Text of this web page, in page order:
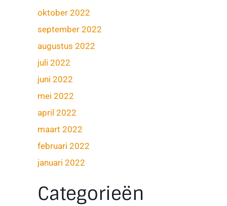
oktober 2022
september 2022
augustus 2022
juli 2022
juni 2022
mei 2022
april 2022
maart 2022
februari 2022
januari 2022
Categorieën